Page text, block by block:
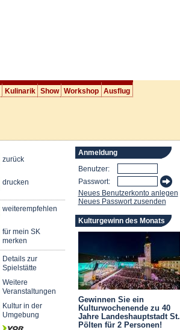
Kulinarik Show Workshop Ausflug
zurück
drucken
weiterempfehlen
für mein SK
merken
Details zur
Spielstätte
Weitere
Veranstaltungen
Kultur in der
Umgebung
Anmeldung
Benutzer:
Passwort:
Neues Benutzerkonto anlegen
Neues Passwort zusenden
Kulturgewinn des Monats
Gewinnen Sie ein
Kulturwochenende zu 40
Jahre Landeshauptstadt St.
Pölten für 2 Personen!